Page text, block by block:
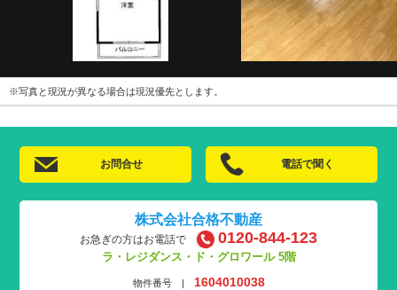
※写真と現況が異なる場合は現況優先とします。
お問合せ 電話で聞く
株式会社合格不動産
お急ぎの方はお電話で 0120-844-123
ラ・レジダンス・ド・グロワール 5階
物件番号 | 1604010038